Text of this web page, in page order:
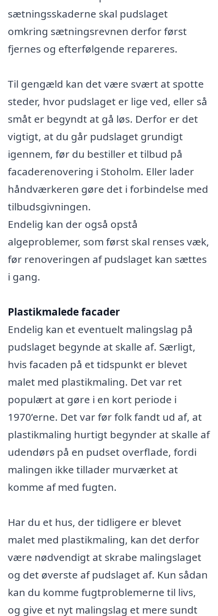
sætningsskaderne skal pudslaget
omkring sætningsrevnen derfor først
fjernes og efterfølgende repareres.
Til gengæld kan det være svært at spotte
steder, hvor pudslaget er lige ved, eller så
småt er begyndt at gå løs. Derfor er det
vigtigt, at du går pudslaget grundigt
igennem, før du bestiller et tilbud på
facaderenovering i Stoholm. Eller lader
håndværkeren gøre det i forbindelse med
tilbudsgivningen.
Endelig kan der også opstå
algeproblemer, som først skal renses væk,
før renoveringen af pudslaget kan sættes
i gang.
Plastikmalede facader
Endelig kan et eventuelt malingslag på
pudslaget begynde at skalle af. Særligt,
hvis facaden på et tidspunkt er blevet
malet med plastikmaling. Det var ret
populært at gøre i en kort periode i
1970’erne. Det var før folk fandt ud af, at
plastikmaling hurtigt begynder at skalle af
udendørs på en pudset overflade, fordi
malingen ikke tillader murværket at
komme af med fugten.
Har du et hus, der tidligere er blevet
malet med plastikmaling, kan det derfor
være nødvendigt at skrabe malingslaget
og det øverste af pudslaget af. Kun sådan
kan du komme fugtproblemerne til livs,
og give et nyt malingslag et mere sundt